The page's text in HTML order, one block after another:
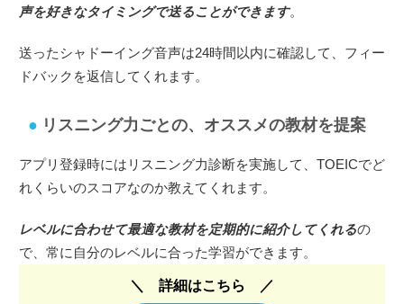
声を好きなタイミングで送ることができます。
送ったシャドーイング音声は24時間以内に確認して、フィー
ドバックを返信してくれます。
リスニング力ごとの、オススメの教材を提案
アプリ登録時にはリスニング力診断を実施して、TOEICでど
れくらいのスコアなのか教えてくれます。
レベルに合わせて最適な教材を定期的に紹介してくれるの
で、常に自分のレベルに合った学習ができます。
詳細はこちら